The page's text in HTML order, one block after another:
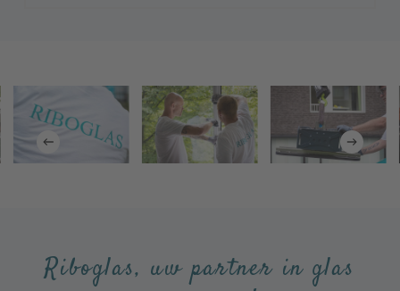
Riboglas, uw partner in glas